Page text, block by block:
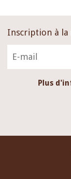
Inscription à
Plus